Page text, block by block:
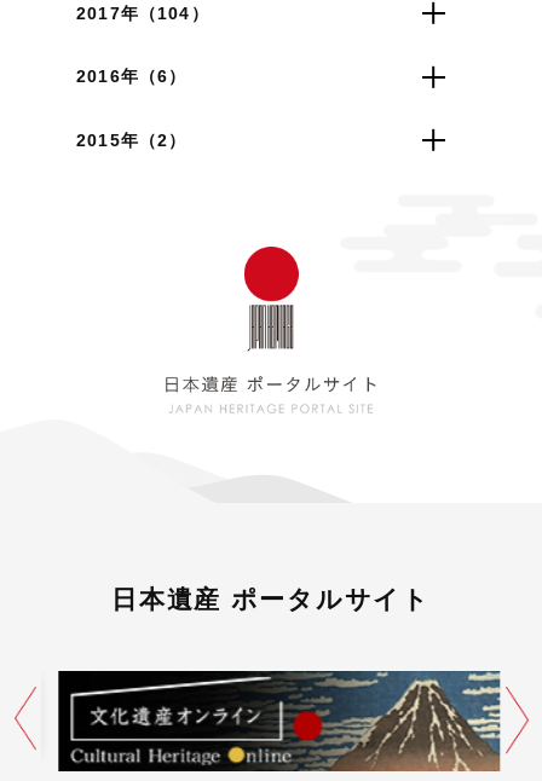
2017年（104）
2016年（6）
2015年（2）
日本遺産 ポータルサイト